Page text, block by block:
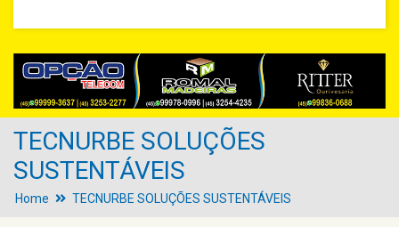
TECNURBE SOLUÇÕES
SUSTENTÁVEIS
Home TECNURBE SOLUÇÕES SUSTENTÁVEIS